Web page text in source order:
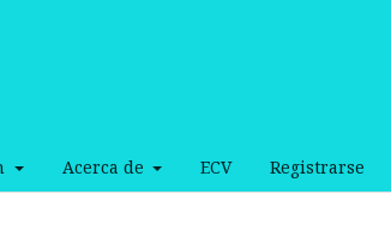
Acerca de ECV Registrarse